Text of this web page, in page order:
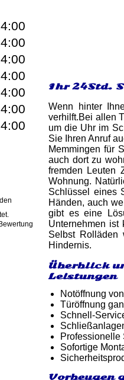
Bewertung
Ihr 24Std.
Wenn hinter
verhilft.Bei allen
um die Uhr im
Sie Ihren Anruf
Memmingen für
auch dort zu
fremden Leuten
Wohnung.
Schlüssel eines
Händen, auch
gibt es eine
Unternehmen
Selbst Rolläden
Hindernis.
Überblick
Leistungen
Notöffnung
Türöffnung
Schnell-
Professionelle
Sofortige
Vorbeugen